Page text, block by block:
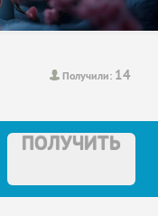
Получили: 14
ПОЛУЧИТЬ